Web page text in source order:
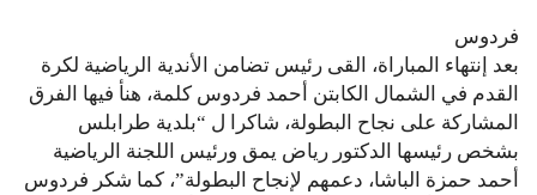
فردوس
بعد إنتهاء المباراة، القى رئيس تضامن الأندية الرياضية لكرة
القدم في الشمال الكابتن أحمد فردوس كلمة، هنأ فيها الفرق
المشاركة على نجاح البطولة، شاكرا ل “بلدية طرابلس
بشخص رئيسها الدكتور رياض يمق ورئيس اللجنة الرياضية
أحمد حمزة الباشا، دعمهم لإنجاح البطولة”، كما شكر فردوس